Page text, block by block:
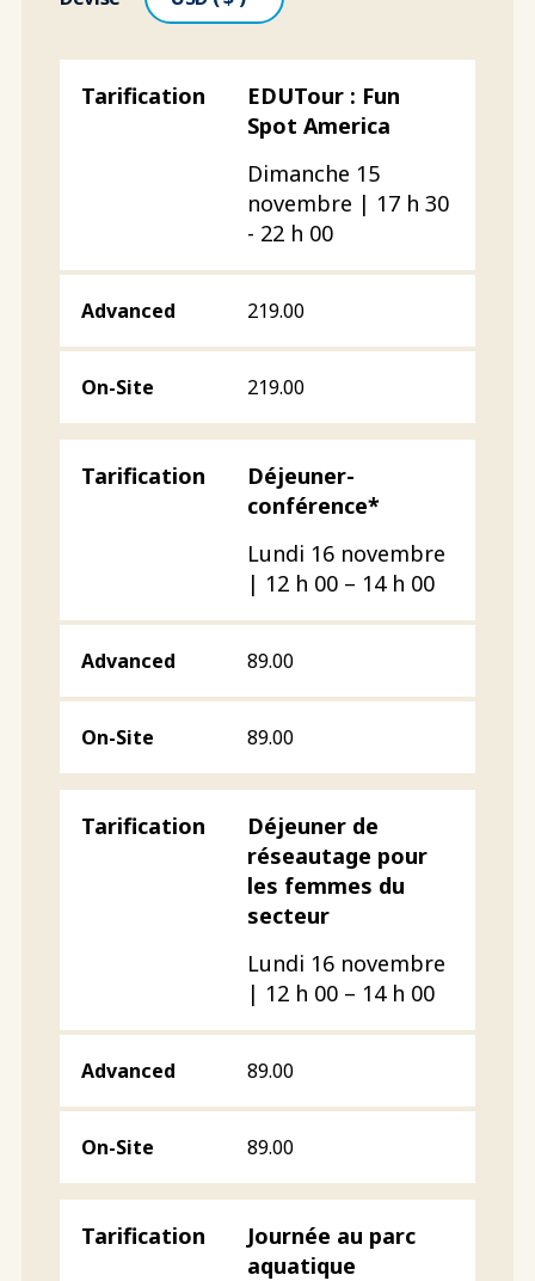
EDUTour : Fun
Spot America
Dimanche 15
novembre | 17 h 30
- 22 h 00
219.00
219.00
Déjeuner-
conférence*
Lundi 16 novembre
| 12 h 00 – 14 h 00
89.00
89.00
Déjeuner de
réseautage pour
les femmes du
secteur
Lundi 16 novembre
| 12 h 00 – 14 h 00
89.00
89.00
Journée au parc
aquatique